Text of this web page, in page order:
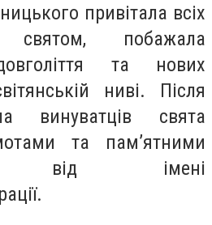
привітала всіх
святом, побажала
та нових
ниві. Після
винуватців свята
та пам’ятними
від імені